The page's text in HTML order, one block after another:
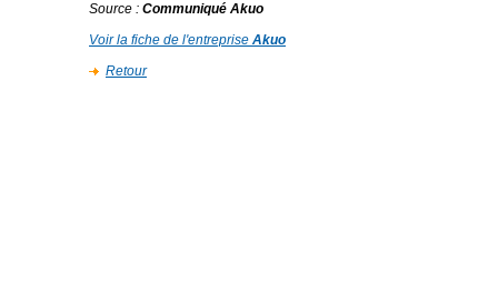
Source : Communiqué Akuo
Voir la fiche de l'entreprise Akuo
Retour